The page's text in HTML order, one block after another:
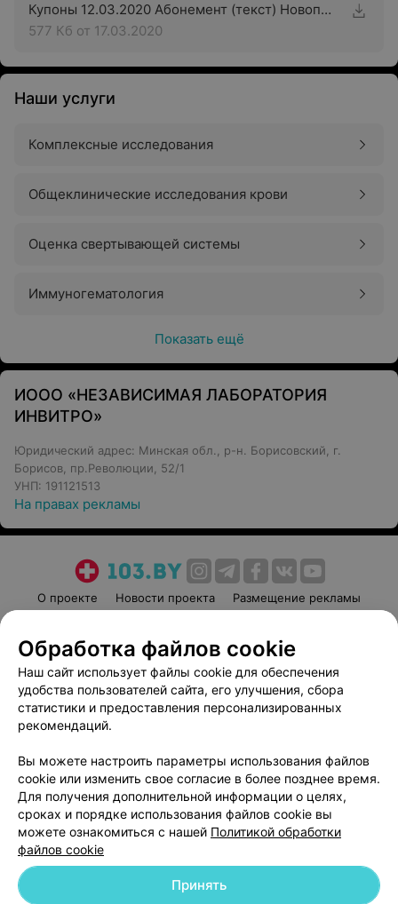
Купоны 12.03.2020 Абонемент (текст) Новополоцк
577 Кб от 17.03.2020
Наши услуги
Комплексные исследования
Общеклинические исследования крови
Оценка свертывающей системы
Иммуногематология
Показать ещё
ИООО «НЕЗАВИСИМАЯ ЛАБОРАТОРИЯ
ИНВИТРО»
Юридический адрес: Минская обл., р-н. Борисовский, г.
Борисов, пр.Революции, 52/1
УНП: 191121513
На правах рекламы
О проекте Новости проекта
Размещение рекламы
Пользовательское соглашение
Способы оплаты
Вакансии
Партнеры
Написать руководителю 103.by
Обработка персональных данных
© 2026 ООО «Артокс Лаб», УНП 191700409 | 220012, Республика Беларусь,
Обработка файлов cookie
Наш сайт использует файлы cookie для обеспечения
удобства пользователей сайта, его улучшения, сбора
статистики и предоставления персонализированных
рекомендаций.
Вы можете настроить параметры использования файлов
cookie или изменить свое согласие в более позднее время.
Для получения дополнительной информации о целях,
сроках и порядке использования файлов cookie вы
можете ознакомиться с нашей Политикой обработки
файлов cookie
Принять